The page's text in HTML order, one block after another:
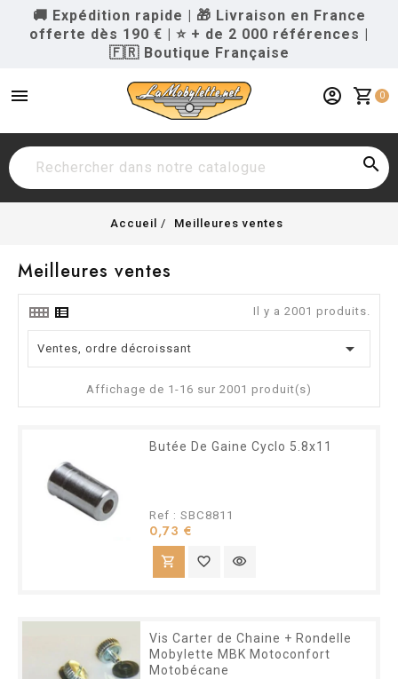
🚚 Expédition rapide | 🎁 Livraison en France
offerte dès 190 € | ⭐ + de 2 000 références |
🇫🇷 Boutique Française
menu shopping_cart 0
account_circle

Accueil Meilleures ventes
Meilleures ventes
Il y a 2001 produits.
Ventes, ordre décroissant 
Affichage de 1-16 sur 2001 produit(s)
Butée De Gaine Cyclo 5.8x11
Ref : SBC8811
0,73 €
shopping_cart favorite_border visibility
Vis Carter de Chaine + Rondelle
Mobylette MBK Motoconfort
Motobécane